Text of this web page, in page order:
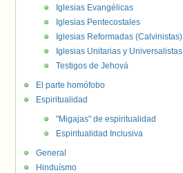
Iglesias Evangélicas
Iglesias Pentecostales
Iglesias Reformadas (Calvinistas)
Iglesias Unitarias y Universalistas
Testigos de Jehová
El parte homófobo
Espiritualidad
"Migajas" de espiritualidad
Espiritualidad Inclusiva
General
Hinduísmo